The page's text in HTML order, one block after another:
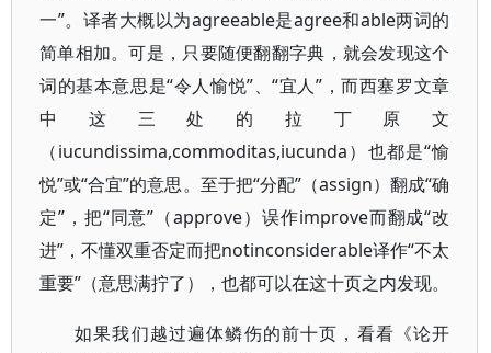
一”。译者大概以为agreeable是agree和able两词的
简单相加。可是，只要随便翻翻字典，就会发现这个
词的基本意思是“令人愉悦”、“宜人”，而西塞罗文章
中这三处的拉丁原文
（iucundissima,commoditas,iucunda）也都是“愉
悦”或“合宜”的意思。至于把“分配”（assign）翻成“确
定”，把“同意”（approve）误作improve而翻成“改
进”，不懂双重否定而把notinconsiderable译作“不太
重要”（意思满拧了），也都可以在这十页之内发现。
如果我们越过遍体鳞伤的前十页，看看《论开